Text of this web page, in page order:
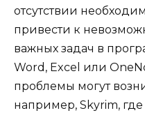
отсутствии
привести к
важных задач в
Word, Excel или
проблемы могут
например, Skyrim, где